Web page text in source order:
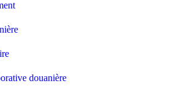
douanière